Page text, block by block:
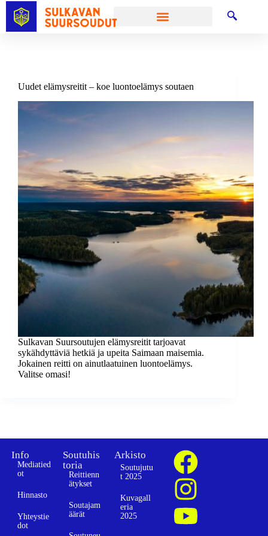
Uudet elämysreitit – koe luontoelämys soutaen
Sulkavan Suursoutujen elämysreitit tarjoavat
sykähdyttäviä hetkiä ja upeita Saimaan maisemia.
Jokainen reitti on ainutlaatuinen luontoelämys.
Valitse omasi!
Info
Mediatied
ot
Hinnasto
Yhteystie
dot
Soutuhis
toria
Reittienn
ätykset
Soutajam
äärät
Arkisto
Soutujutu
t 2025
Kuvagall
eria
2025